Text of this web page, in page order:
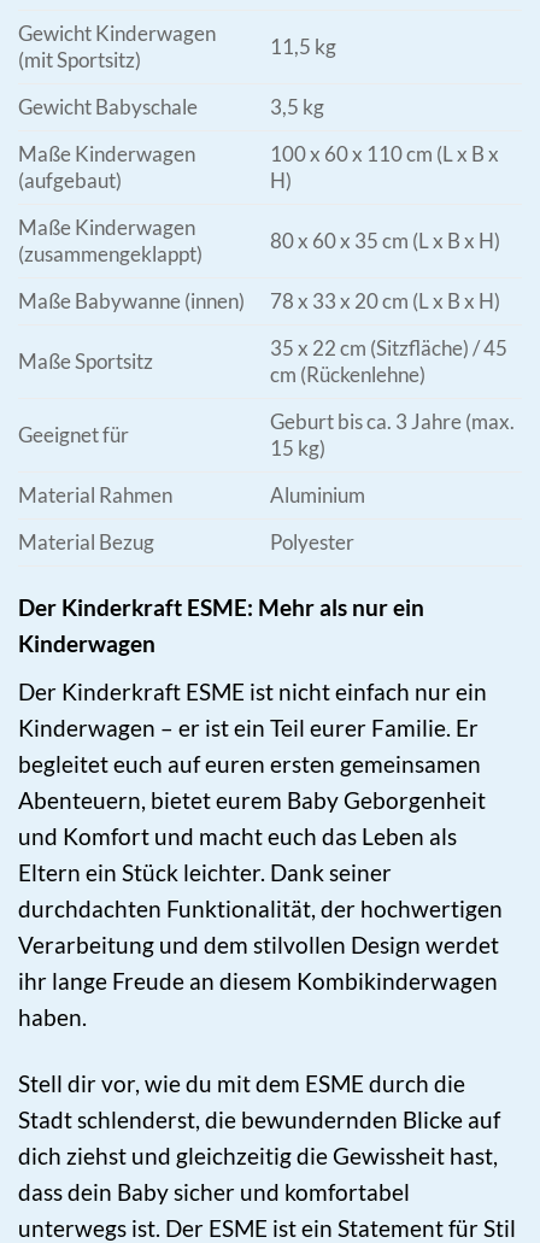
Gewicht Kinderwagen
(mit Sportsitz)
11,5 kg
Gewicht Babyschale
3,5 kg
Maße Kinderwagen
(aufgebaut)
100 x 60 x 110 cm (L x B x
H)
Maße Kinderwagen
(zusammengeklappt)
80 x 60 x 35 cm (L x B x H)
Maße Babywanne (innen) 78 x 33 x 20 cm (L x B x H)
Maße Sportsitz
35 x 22 cm (Sitzfläche) / 45
cm (Rückenlehne)
Geeignet für
Geburt bis ca. 3 Jahre (max.
15 kg)
Material Rahmen
Aluminium
Material Bezug
Polyester
Der Kinderkraft ESME: Mehr als nur ein
Kinderwagen
Der Kinderkraft ESME ist nicht einfach nur ein
Kinderwagen – er ist ein Teil eurer Familie. Er
begleitet euch auf euren ersten gemeinsamen
Abenteuern, bietet eurem Baby Geborgenheit
und Komfort und macht euch das Leben als
Eltern ein Stück leichter. Dank seiner
durchdachten Funktionalität, der hochwertigen
Verarbeitung und dem stilvollen Design werdet
ihr lange Freude an diesem Kombikinderwagen
haben.
Stell dir vor, wie du mit dem ESME durch die
Stadt schlenderst, die bewundernden Blicke auf
dich ziehst und gleichzeitig die Gewissheit hast,
dass dein Baby sicher und komfortabel
unterwegs ist. Der ESME ist ein Statement für Stil